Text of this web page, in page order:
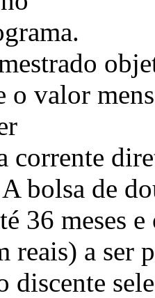
o valor
corrente
bolsa de
36 meses
reais) a ser
discente